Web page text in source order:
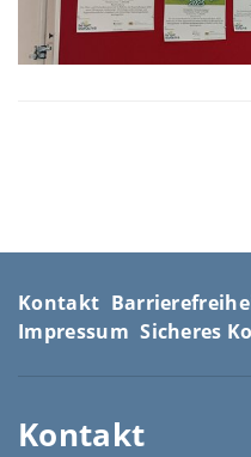
Kontakt
Impressum Sicheres
Kontakt